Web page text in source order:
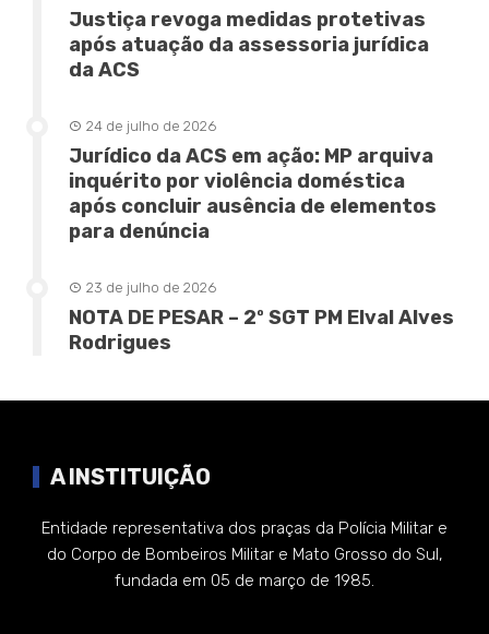
Justiça revoga medidas protetivas
após atuação da assessoria jurídica
da ACS
24 de julho de 2026
Jurídico da ACS em ação: MP arquiva
inquérito por violência doméstica
após concluir ausência de elementos
para denúncia
23 de julho de 2026
NOTA DE PESAR – 2º SGT PM Elval Alves
Rodrigues
A INSTITUIÇÃO
Entidade representativa dos praças da Polícia Militar e
do Corpo de Bombeiros Militar e Mato Grosso do Sul,
fundada em 05 de março de 1985.